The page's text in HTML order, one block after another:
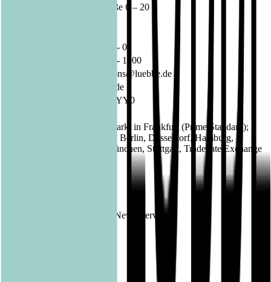
Schanzenstraße 6 – 20
02 21 / 82 00 - 0
02 21 / 82 00 - 1900
investorrelations@luebbe.de
www.luebbe.de
DE000A1X3YY0
Regulierter Markt in Frankfurt (Prime Standard);
Freiverkehr in Berlin, Düsseldorf, Hamburg,
Hannover, München, Stuttgart, Tradegate Exchange
DGAP News-Service